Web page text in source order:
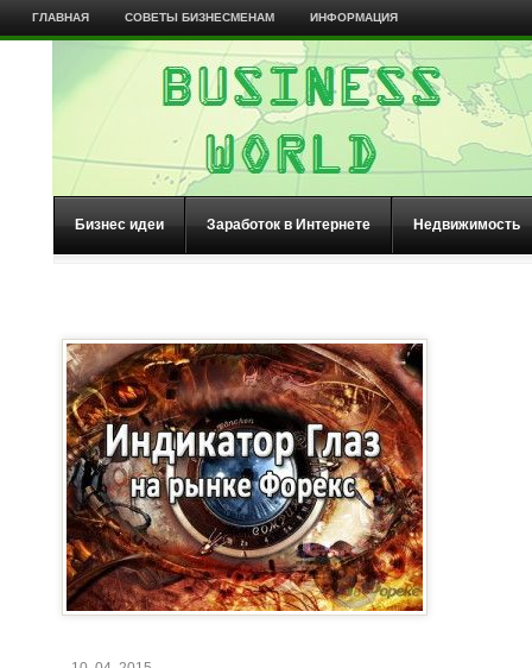
ГЛАВНАЯ СОВЕТЫ БИЗНЕСМЕНАМ ИНФОРМАЦИЯ
Бизнес идеи Заработок в Интернете Недвижимость